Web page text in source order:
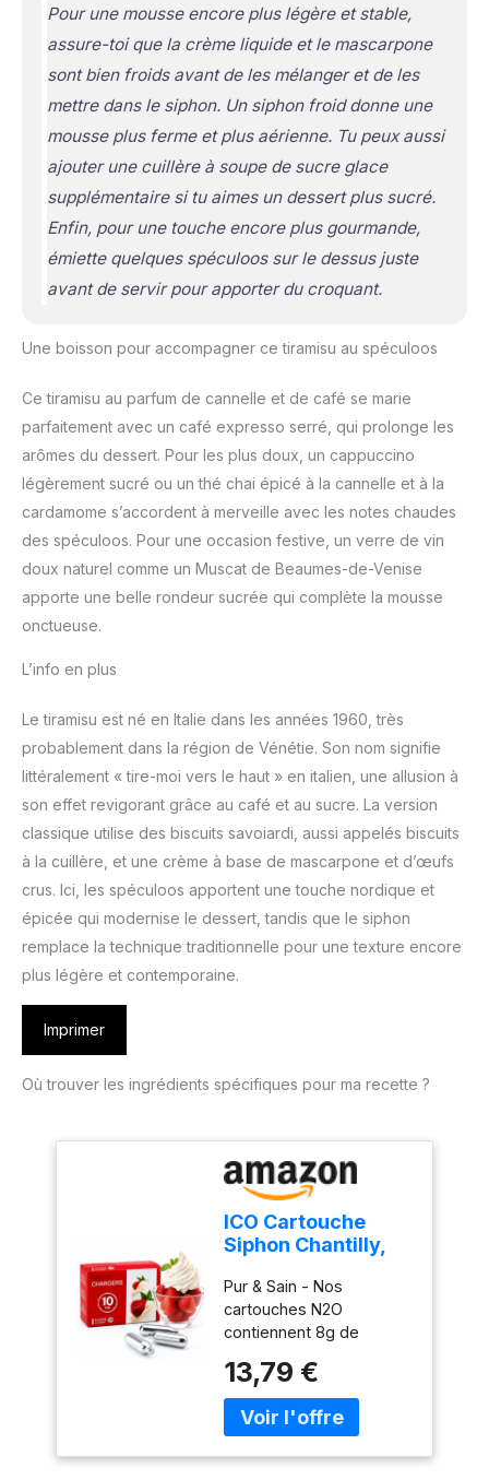
Pour une mousse encore plus légère et stable,
assure-toi que la crème liquide et le mascarpone
sont bien froids avant de les mélanger et de les
mettre dans le siphon. Un siphon froid donne une
mousse plus ferme et plus aérienne. Tu peux aussi
ajouter une cuillère à soupe de sucre glace
supplémentaire si tu aimes un dessert plus sucré.
Enfin, pour une touche encore plus gourmande,
émiette quelques spéculoos sur le dessus juste
avant de servir pour apporter du croquant.
Une boisson pour accompagner ce tiramisu au spéculoos
Ce tiramisu au parfum de cannelle et de café se marie
parfaitement avec un café expresso serré, qui prolonge les
arômes du dessert. Pour les plus doux, un cappuccino
légèrement sucré ou un thé chai épicé à la cannelle et à la
cardamome s’accordent à merveille avec les notes chaudes
des spéculoos. Pour une occasion festive, un verre de vin
doux naturel comme un Muscat de Beaumes-de-Venise
apporte une belle rondeur sucrée qui complète la mousse
onctueuse.
L’info en plus
Le tiramisu est né en Italie dans les années 1960, très
probablement dans la région de Vénétie. Son nom signifie
littéralement « tire-moi vers le haut » en italien, une allusion à
son effet revigorant grâce au café et au sucre. La version
classique utilise des biscuits savoiardi, aussi appelés biscuits
à la cuillère, et une crème à base de mascarpone et d’œufs
crus. Ici, les spéculoos apportent une touche nordique et
épicée qui modernise le dessert, tandis que le siphon
remplace la technique traditionnelle pour une texture encore
plus légère et contemporaine.
Imprimer
Où trouver les ingrédients spécifiques pour ma recette ?
ICO Cartouche
Siphon Chantilly,
Cartouche Gaz
Siphon
Pur & Sain - Nos
cartouches N2O
contiennent 8g de
alimentaire de qualité
supérieure. Chaque
cartouche siphon est
13,79 €